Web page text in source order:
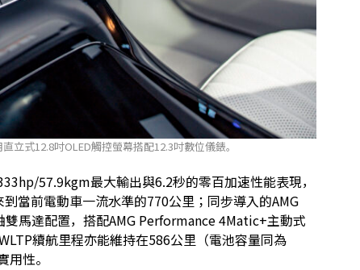
立式12.8吋OLED觸控螢幕搭配12.3吋數位儀錶。
57.9kgm最大輸出與6.2秒的零百加速性能表現，
當前電動車一流水準的770公里；同步導入的AMG
馬達配置，搭配AMG Performance 4Matic+主動式
續航里程亦能維持在586公里（電池容量同為
性。